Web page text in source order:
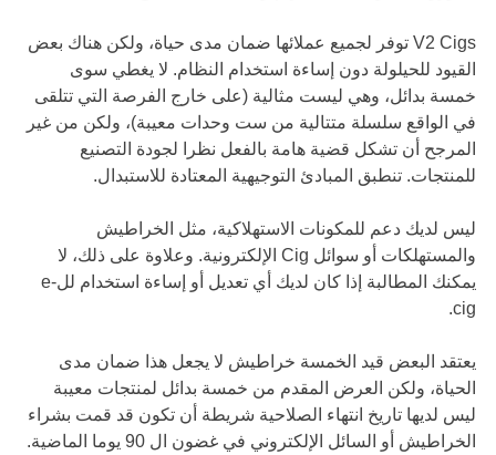
V2 Cigs توفر لجميع عملائها ضمان مدى حياة، ولكن هناك بعض
القيود للحيلولة دون إساءة استخدام النظام. لا يغطي سوى
خمسة بدائل، وهي ليست مثالية (على خارج الفرصة التي تتلقى
في الواقع سلسلة متتالية من ست وحدات معيبة)، ولكن من غير
المرجح أن تشكل قضية هامة بالفعل نظرا لجودة التصنيع
للمنتجات. تنطبق المبادئ التوجيهية المعتادة للاستبدال.
ليس لديك دعم للمكونات الاستهلاكية، مثل الخراطيش
والمستهلكات أو سوائل Cig الإلكترونية. وعلاوة على ذلك، لا
يمكنك المطالبة إذا كان لديك أي تعديل أو إساءة استخدام للe-
cig.
يعتقد البعض قيد الخمسة خراطيش لا يجعل هذا ضمان مدى
الحياة، ولكن العرض المقدم من خمسة بدائل لمنتجات معيبة
ليس لديها تاريخ انتهاء الصلاحية شريطة أن تكون قد قمت بشراء
الخراطيش أو السائل الإلكتروني في غضون ال 90 يوما الماضية.